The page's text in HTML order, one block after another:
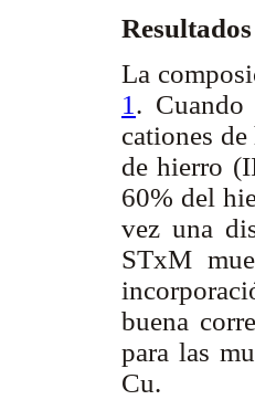
La
1 .
cationes
de hierro
60% del
vez una
STxM
buena
para las
Cu.